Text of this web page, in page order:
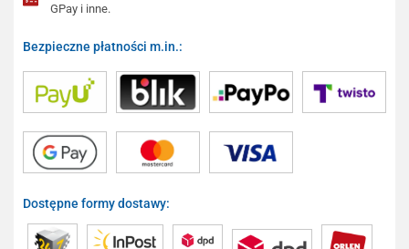
GPay i inne.
Bezpieczne płatności m.in.:
Dostępne formy dostawy: